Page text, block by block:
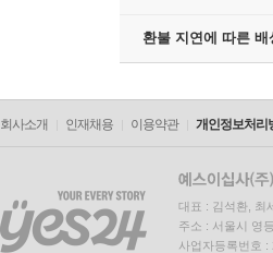
환불 지연에 따른 배
회사소개 인재채용 이용약관 개인정보처리
대표 : 김석환, 최
주소 : 서울시 영
사업자등록번호